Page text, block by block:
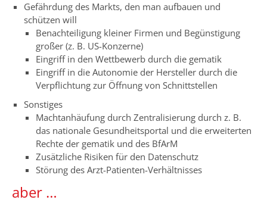
Gefährdung des Markts, den man aufbauen und
schützen will
Benachteiligung kleiner Firmen und Begünstigung
großer (z. B. US-Konzerne)
Eingriff in den Wettbewerb durch die gematik
Eingriff in die Autonomie der Hersteller durch die
Verpflichtung zur Öffnung von Schnittstellen
Sonstiges
Machtanhäufung durch Zentralisierung durch z. B.
das nationale Gesundheitsportal und die erweiterten
Rechte der gematik und des BfArM
Zusätzliche Risiken für den Datenschutz
Störung des Arzt-Patienten-Verhältnisses
aber …